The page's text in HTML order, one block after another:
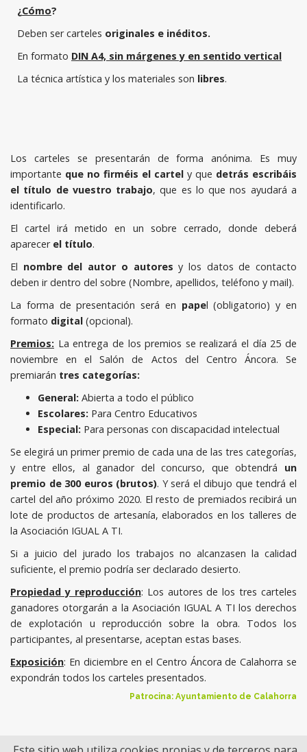
¿Cómo?
Deben ser carteles originales e inéditos.
En formato DIN A4, sin márgenes y en sentido vertical
La técnica artística y los materiales son libres.
Los carteles se presentarán de forma anónima. Es muy
importante que no firméis el cartel y que detrás escribáis
el título de vuestro trabajo, que es lo que nos ayudará a
identificarlo.
El cartel irá metido en un sobre cerrado, donde deberá
aparecer el título.
El nombre del autor o autores y los datos de contacto
deben ir dentro del sobre (Nombre, apellidos, teléfono y mail).
La forma de presentación será en papel (obligatorio) y en
formato digital (opcional).
Premios: La entrega de los premios se realizará el día 25 de
noviembre en el Salón de Actos del Centro Áncora. Se
premiarán tres categorías:
General: Abierta a todo el público
Escolares: Para Centro Educativos
Especial: Para personas con discapacidad intelectual
Se elegirá un primer premio de cada una de las tres categorías,
y entre ellos, al ganador del concurso, que obtendrá un
premio de 300 euros (brutos). Y será el dibujo que tendrá el
cartel del año próximo 2020. El resto de premiados recibirá un
lote de productos de artesanía, elaborados en los talleres de
la Asociación IGUAL A TI.
Si a juicio del jurado los trabajos no alcanzasen la calidad
suficiente, el premio podría ser declarado desierto.
Propiedad y reproducción: Los autores de los tres carteles
ganadores otorgarán a la Asociación IGUAL A TI los derechos
de explotación u reproducción sobre la obra. Todos los
participantes, al presentarse, aceptan estas bases.
Exposición: En diciembre en el Centro Áncora de Calahorra se
expondrán todos los carteles presentados.
Patrocina: Ayuntamiento de Calahorra